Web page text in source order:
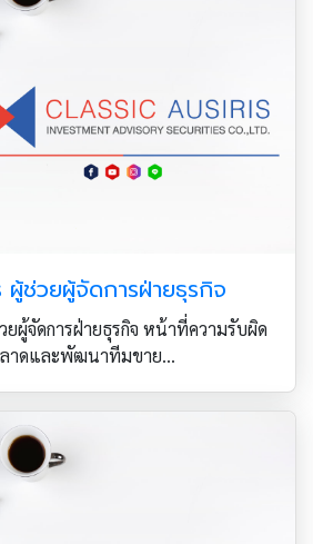
ผู้ช่วยผู้จัดการฝ่ายธุรกิจ
ผู้จัดการฝ่ายธุรกิจ หน้าที่ความรับผิด
าดและพัฒนาทีมขาย...